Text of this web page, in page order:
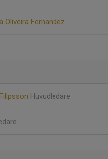
Oliveira Fernandez
Huvudledare